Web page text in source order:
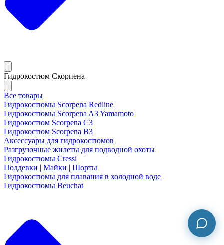
Гидрокостюм Скорпена
Все товары
Гидрокостюмы Scorpena Redline
Гидрокостюмы Scorpena A3 Yamamoto
Гидрокостюм Scorpena C3
Гидрокостюм Scorpena B3
Аксессуары для гидрокостюмов
Разгрузочные жилеты для подводной охоты
Гидрокостюмы Cressi
Поддевки | Майки | Шорты
Гидрокостюмы для плавания в холодной воде
Гидрокостюмы Beuchat